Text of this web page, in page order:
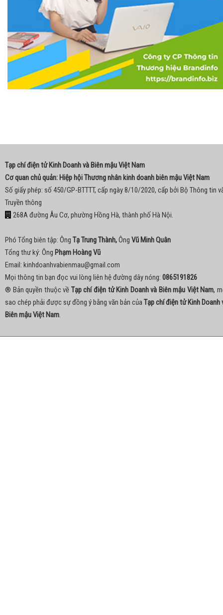
Tạp chí điện tử Kinh Doanh và Biên mậu Việt Nam
Cơ quan chủ quản: Hiệp hội Thương nhân kinh doanh biên mậu Việt Nam
Số giấy phép: số 450/GP-BTTTT, cấp ngày 8/10/2020, cấp bởi Bộ Thông tin
Truyền thông
268A đường Âu Cơ, phường Hồng Hà, thành phố Hà Nội.
Phó Tổng biên tập: Ông Tạ Trung Thành,Ông Vũ Minh Quân
Tổng thư ký: Ông Phạm Hoàng Vũ
Email: kinhdoanhvabienmau@gmail.com
Mọi thông tin bạn đọc vui lòng liên hệ đường dây nóng: 0865191826
® Bản quyền thuộc về Tạp chí điện tử Kinh Doanh và Biên mậu Việt Nam,
sao chép phải được sự đồng ý bằng văn bản củaTạp chí điện tử Kinh Doanh
Biên mậu Việt Nam.